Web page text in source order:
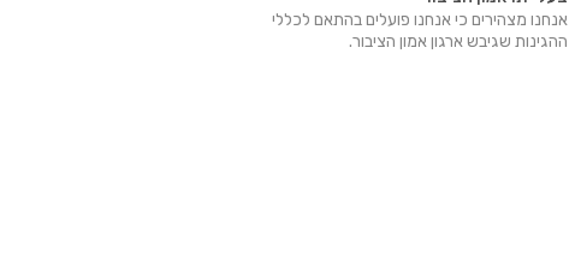
אנחנו מצהירים כי אנחנו פועלים בהתאם לכללי
ההגינות שגיבש ארגון אמון הציבור.